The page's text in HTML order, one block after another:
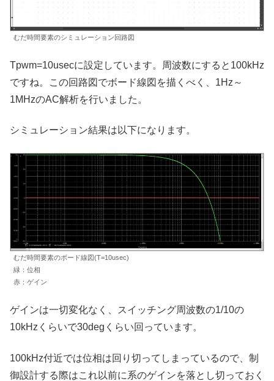
むだ時間要素のシミュレーション回路図
Tpwm=10usecに設定しています。周波数にすると100kHz
ですね。この回路図でボード線図を描くべく、1Hz～
1MHzのAC解析を行いました。
シミュレーション結果は以下になります。
むだ時間要素のボード線図(T=10usec)
緑：位相
赤：ゲイン
ゲインは一切変化なく、スイッチング周波数の1/10の
10kHzくらいで30degくらい回っています。
100kHz付近では位相は回り切ってしまっているので、制
御設計する際はこれ以前に系のゲインを落とし切っておく